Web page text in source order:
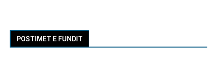
POSTIMET E FUNDIT